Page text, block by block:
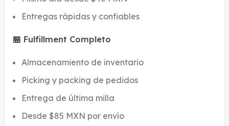
Entregas rápidas y confiables
🏪 Fulfillment Completo
Almacenamiento de inventario
Picking y packing de pedidos
Entrega de última milla
Desde $85 MXN por envío